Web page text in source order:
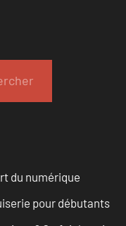
du numérique
pour débutants